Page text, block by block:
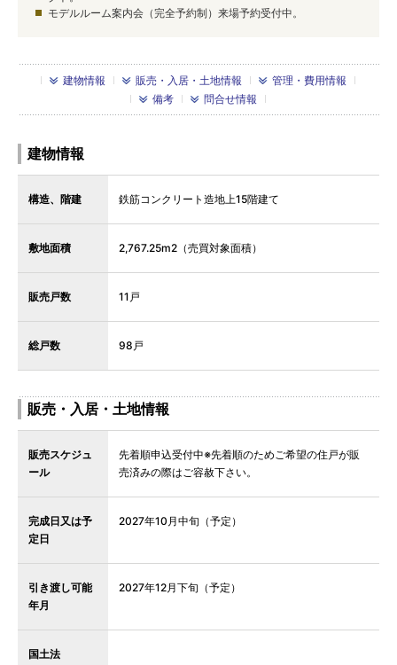
モデルルーム案内会（完全予約制）来場予約受付中。
建物情報 販売・入居・土地情報
管理・費用情報
備考
問合せ情報
建物情報
構造、階建 鉄筋コンクリート造地上15階建て
敷地面積 2,767.25m2（売買対象面積）
販売戸数 11戸
総戸数 98戸
販売・入居・土地情報
販売スケジュ
ール
先着順申込受付中※先着順のためご希望の住戸が販
売済みの際はご容赦下さい。
完成日又は予
定日
2027年10月中旬（予定）
引き渡し可能
年月
2027年12月下旬（予定）
国土法